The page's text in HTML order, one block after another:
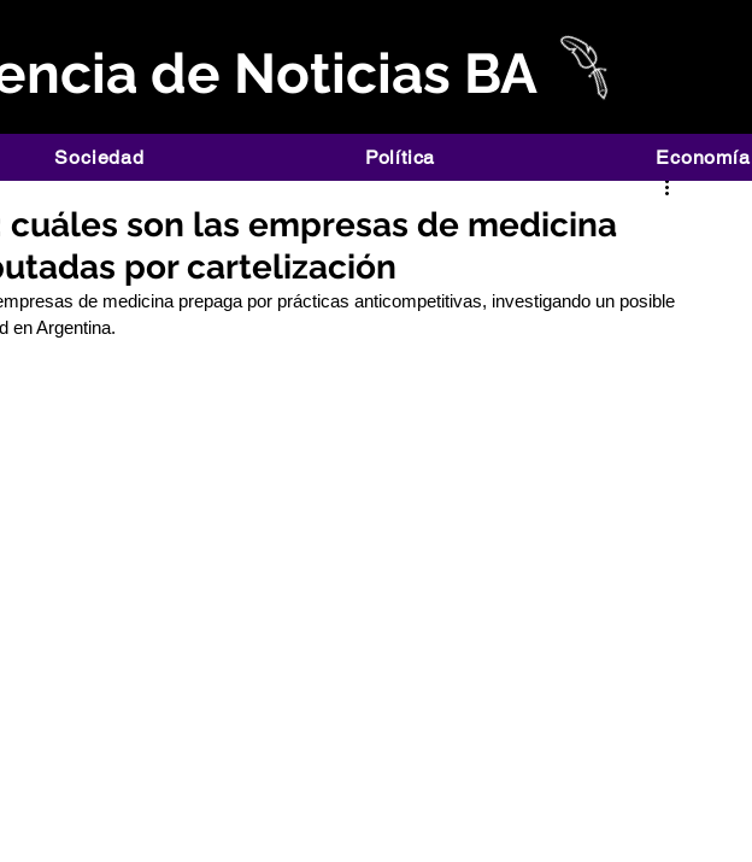
de Noticias BA
Sociedad Política Economía
cuáles son las empresas de medicina
por cartelización
de medicina prepaga por prácticas anticompetitivas, investigando un posible
en Argentina.